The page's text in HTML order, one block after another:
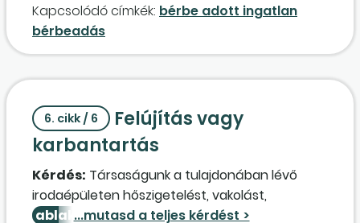
felújítási (kazáncsere,ablakcsere ) költségek.
A kérdés, hogyan tudja érvényesíteni ezeket a
költségeket a bérbeadás vállalkozási
bevételével szemben, ha az ingatlan nincs a
Kapcsolódó címkék: bérbe adott ingatlan
bérbeadás
6. cikk / 6
Felújítás vagy
karbantartás
Kérdés: Társaságunk a tulajdonában lévő
irodaépületen hőszigetelést, vakolást,
ablakcserét hajtott végre, amelyet a